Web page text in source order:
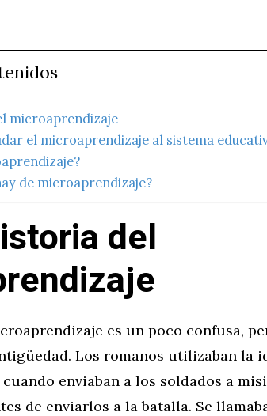
microaprendizaje
el microaprendizaje al sistema
de microaprendizaje?
del
es un poco confusa,
Los romanos utilizaban la
enviaban a los soldados a
de enviarlos a la batalla. Se